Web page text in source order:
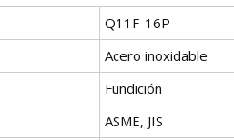
Q11F-16P
Acero inoxidable
Fundición
ASME, JIS